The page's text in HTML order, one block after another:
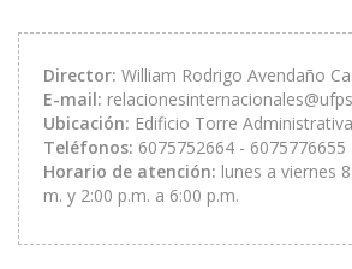
Director: William Rodrigo Avendaño
E-mail:
Ubicación: Edificio Torre
Teléfonos: 6075752664 - 6075776655
Horario de atención: lunes a viernes
m. y 2:00 p.m. a 6:00 p.m.